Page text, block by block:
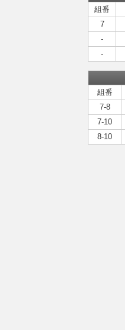
組番
7
-
-
組番
7-8
7-10
8-10